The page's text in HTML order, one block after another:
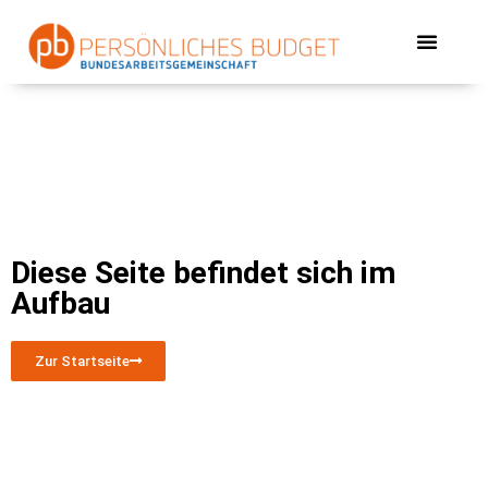
Diese Seite befindet sich im
Aufbau
Zur Startseite